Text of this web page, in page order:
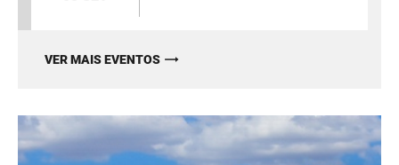
VER MAIS EVENTOS